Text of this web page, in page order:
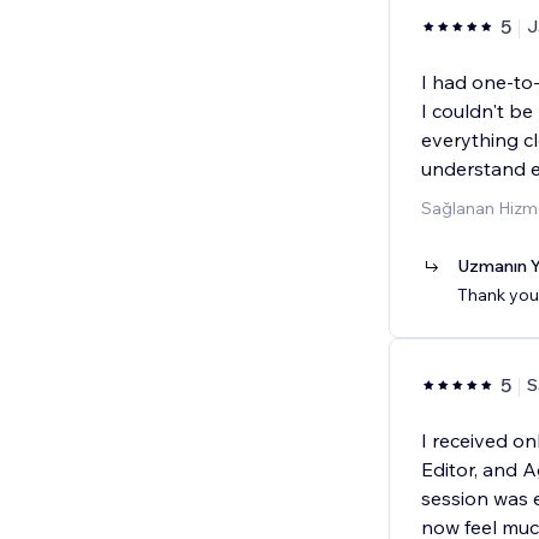
5
I had one-
I couldn't be
everything
understand
Sağlanan
Uzmanın
Thank you
5
I received
Editor, and
session was
now feel